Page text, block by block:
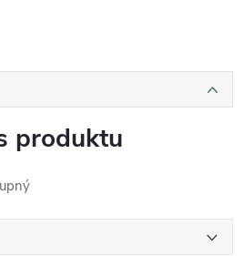
produktu